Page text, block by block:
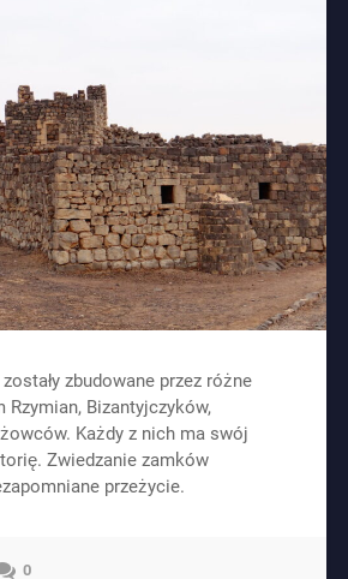
zbudowane przez różne
Rzymian, Bizantyjczyków,
Każdy z nich ma swój
Zwiedzanie zamków
przeżycie.
0